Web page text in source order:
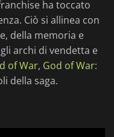
ha toccato
Ciò si allinea con
della memoria e
archi di vendetta e
of War, God of War:
della saga.